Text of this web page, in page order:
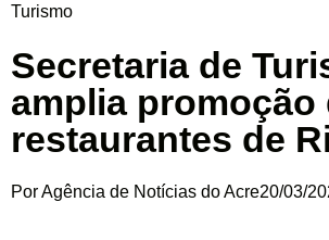
Turismo
Secretaria de
amplia promoção
restaurantes de
PorAgência de Notícias do Acre20/03/